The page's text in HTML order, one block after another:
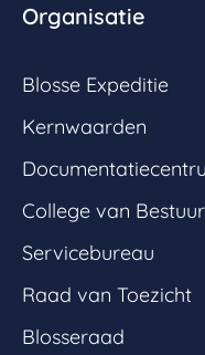
Organisatie
Blosse Expeditie
Kernwaarden
College van Bestuur
Servicebureau
Raad van Toezicht
Blosseraad